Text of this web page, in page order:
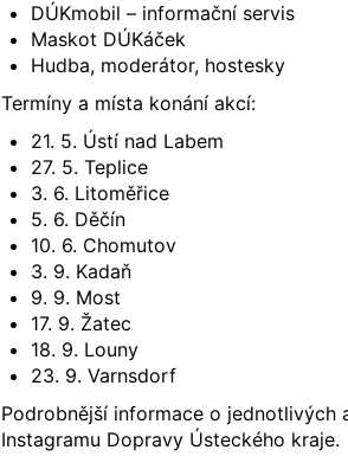
DÚKmobil – informační servis
Maskot DÚKáček
Hudba, moderátor, hostesky
Termíny a místa konání akcí:
21. 5. Ústí nad Labem
27. 5. Teplice
3. 6. Litoměřice
5. 6. Děčín
10. 6. Chomutov
3. 9. Kadaň
9. 9. Most
17. 9. Žatec
18. 9. Louny
23. 9. Varnsdorf
Podrobnější informace o jednotlivých
Instagramu Dopravy Ústeckého kraje.